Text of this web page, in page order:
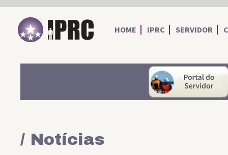
IPRC
HOME IPRC SERVIDOR
/ Notícias